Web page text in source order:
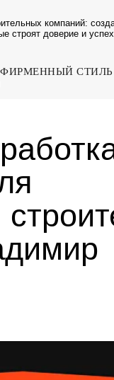
компаний:
строят доверие и
ФИРМЕННЫЙ СТИЛЬ